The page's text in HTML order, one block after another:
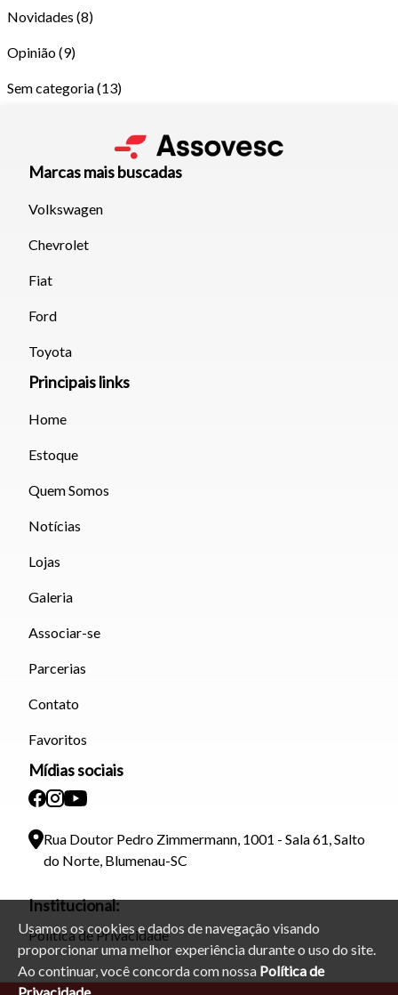
Usamos os cookies e dados de navegação visando
proporcionar uma melhor experiência durante o uso do site.
Ao continuar, você concorda com nossa Política de
Para aumentar ou diminuir a fonte em nosso site, utilize os
atalhos Ctrl+ (para aumentar) e Ctrl- (para diminuir) no seu
Novidades (8)
Opinião(9)
Sem categoria(13)
Marcas mais buscadas
Volkswagen
Chevrolet
Fiat
Ford
Toyota
Principais links
Home
Estoque
Quem Somos
Notícias
Lojas
Galeria
Associar-se
Parcerias
Contato
Favoritos
Mídias sociais
Rua Doutor Pedro Zimmermann, 1001 - Sala 61, Salto
do Norte, Blumenau-SC
Institucional:
Política de Privacidade